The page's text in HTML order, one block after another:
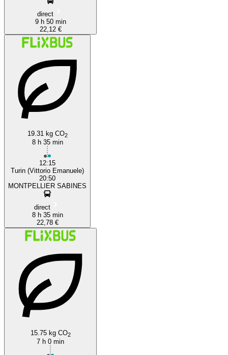
direct
9 h 50 min
22,12 €
19.31 kg CO2
8 h 35 min
12:15
Turin (Vittorio Emanuele)
20:50
MONTPELLIER SABINES
direct
8 h 35 min
22,78 €
15.75 kg CO2
7 h 0 min